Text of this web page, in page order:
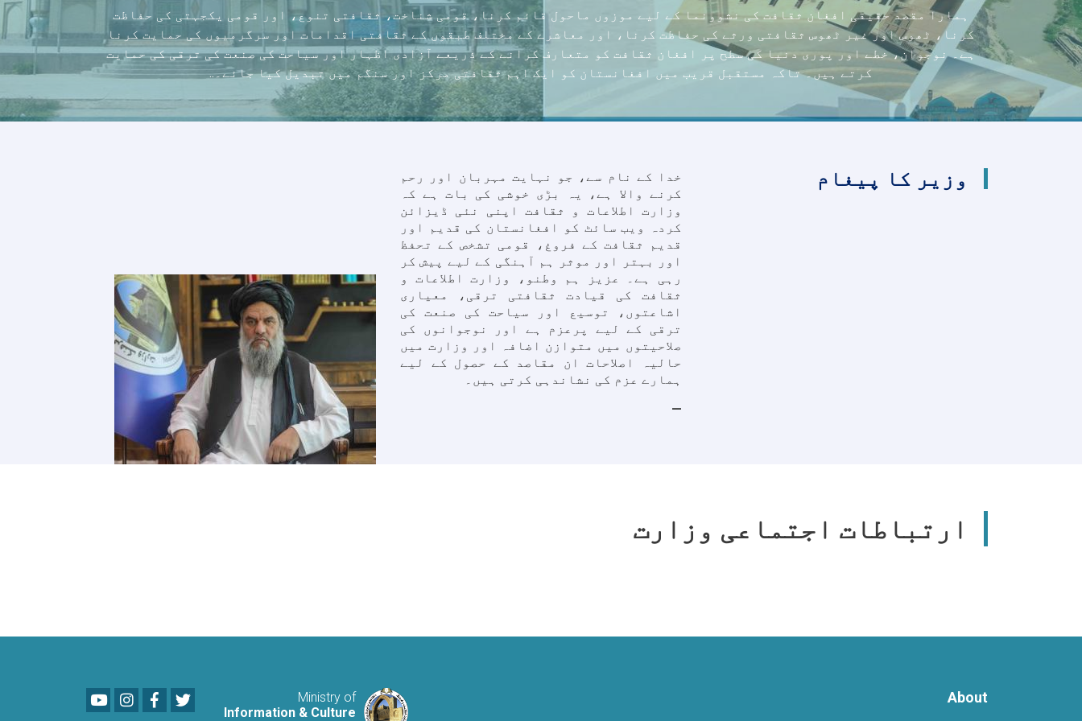
ہمارا مقصد حقیقی افغان ثقافت کی نشوونما کے لیے موزوں ماحول قائم کرنا، قومی شناخت، ثقافتی تنوع، اور قومی یکجہتی کی حفاظت
کرنا، ٹھوس اور غیر ٹھوس ثقافتی ورثے کی حفاظت کرنا، اور معاشرے کے مختلف طبقوں کے ثقافتی اقدامات اور سرگرمیوں کی حمایت کرنا
ہے۔ نوجوان، خطے اور پوری دنیا کی سطح پر افغان ثقافت کو متعارف کرانے کے ذریعے آزادی اظہار اور سیاحت کی صنعت کی ترقی کی حمایت
کرتے ہیں۔ تاکہ مستقبل قریب میں افغانستان کو ایک اہم ثقافتی مرکز اور سنگم میں تبدیل کیا جائے۔..
وزیر کا پیغام
خدا کے نام سے، جو نہایت مہربان اور رحم
کرنے والا ہے، یہ بڑی خوشی کی بات ہے کہ
وزارت اطلاعات و ثقافت اپنی نئی ڈیزائن
کردہ ویب سائٹ کو افغانستان کی قدیم اور
قدیم ثقافت کے فروغ، قومی تشخص کے تحفظ
اور بہتر اور موثر ہم آہنگی کے لیے پیش کر
رہی ہے۔ عزیز ہم وطنو، وزارت اطلاعات و
ثقافت کی قیادت ثقافتی ترقی، معیاری
اشاعتوں، توسیع اور سیاحت کی صنعت کی
ترقی کے لیے پرعزم ہے اور نوجوانوں کی
صلاحیتوں میں متوازن اضافہ اور وزارت میں
حالیہ اصلاحات ان مقاصد کے حصول کے لیے
ہمارے عزم کی نشاندہی کرتی ہیں۔
ارتباطات اجتماعی وزارت
About
Ministry of
Information & Culture
YoutubeLinkedIn
Facebook